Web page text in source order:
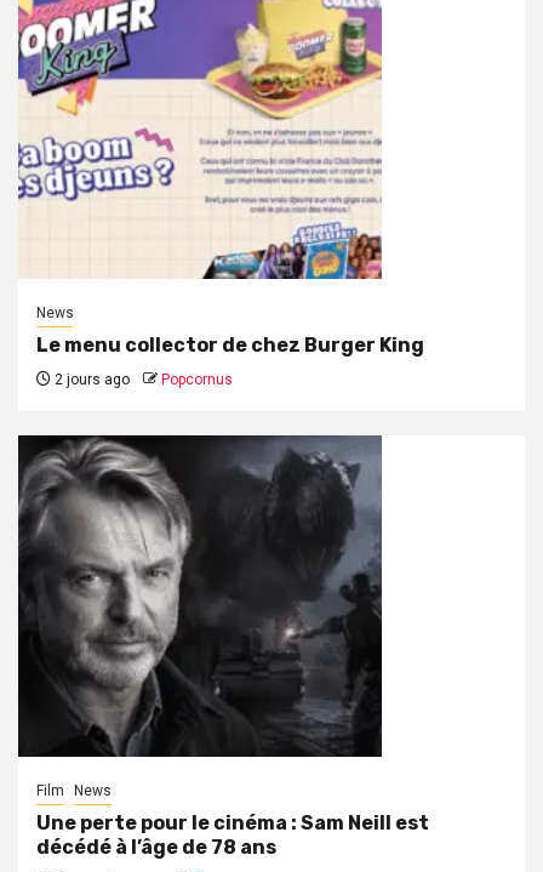
News
Le menu collector de chez Burger King
2 jours ago Popcornus
Film News
Une perte pour le cinéma : Sam Neill est
décédé à l’âge de 78 ans